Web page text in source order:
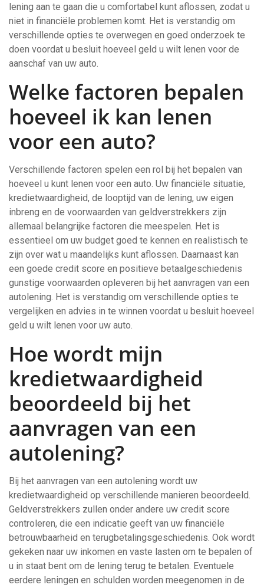
lening aan te gaan die u comfortabel kunt aflossen, zodat u
niet in financiële problemen komt. Het is verstandig om
verschillende opties te overwegen en goed onderzoek te
doen voordat u besluit hoeveel geld u wilt lenen voor de
aanschaf van uw auto.
Welke factoren bepalen
hoeveel ik kan lenen
voor een auto?
Verschillende factoren spelen een rol bij het bepalen van
hoeveel u kunt lenen voor een auto. Uw financiële situatie,
kredietwaardigheid, de looptijd van de lening, uw eigen
inbreng en de voorwaarden van geldverstrekkers zijn
allemaal belangrijke factoren die meespelen. Het is
essentieel om uw budget goed te kennen en realistisch te
zijn over wat u maandelijks kunt aflossen. Daarnaast kan
een goede credit score en positieve betaalgeschiedenis
gunstige voorwaarden opleveren bij het aanvragen van een
autolening. Het is verstandig om verschillende opties te
vergelijken en advies in te winnen voordat u besluit hoeveel
geld u wilt lenen voor uw auto.
Hoe wordt mijn
kredietwaardigheid
beoordeeld bij het
aanvragen van een
autolening?
Bij het aanvragen van een autolening wordt uw
kredietwaardigheid op verschillende manieren beoordeeld.
Geldverstrekkers zullen onder andere uw credit score
controleren, die een indicatie geeft van uw financiële
betrouwbaarheid en terugbetalingsgeschiedenis. Ook wordt
gekeken naar uw inkomen en vaste lasten om te bepalen of
u in staat bent om de lening terug te betalen. Eventuele
eerdere leningen en schulden worden meegenomen in de